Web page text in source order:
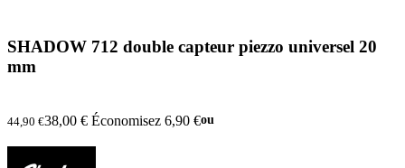
SHADOW 712 double capteur piezzo universel 20
mm
44,90 €38,00 € Économisez 6,90 €ou